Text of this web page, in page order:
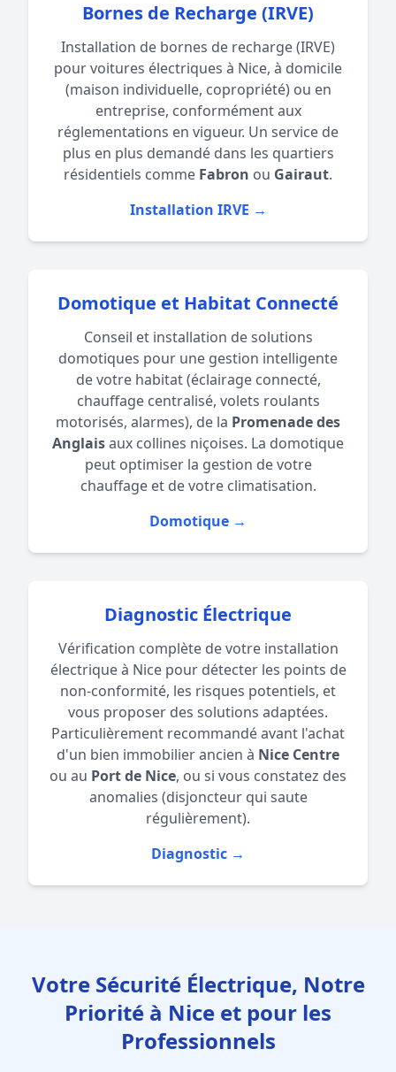
Bornes de Recharge (IRVE)
Installation de bornes de recharge (IRVE)
pour voitures électriques à Nice, à domicile
(maison individuelle, copropriété) ou en
entreprise, conformément aux
réglementations en vigueur. Un service de
plus en plus demandé dans les quartiers
résidentiels comme Fabron ou Gairaut.
Installation IRVE →
Domotique et Habitat Connecté
Conseil et installation de solutions
domotiques pour une gestion intelligente
de votre habitat (éclairage connecté,
chauffage centralisé, volets roulants
motorisés, alarmes), de la Promenade des
Anglaisaux collines niçoises. La domotique
peut optimiser la gestion de votre
chauffageet de votre climatisation.
Domotique →
Diagnostic Électrique
Vérification complète de votre installation
électrique à Nice pour détecter les points de
non-conformité, les risques potentiels, et
vous proposer des solutions adaptées.
Particulièrement recommandé avant l'achat
d'un bien immobilier ancien à Nice Centre
ou au Port de Nice, ou si vous constatez des
anomalies (disjoncteur qui saute
régulièrement).
Diagnostic →
Votre Sécurité Électrique, Notre
Priorité à Nice et pour les
Professionnels